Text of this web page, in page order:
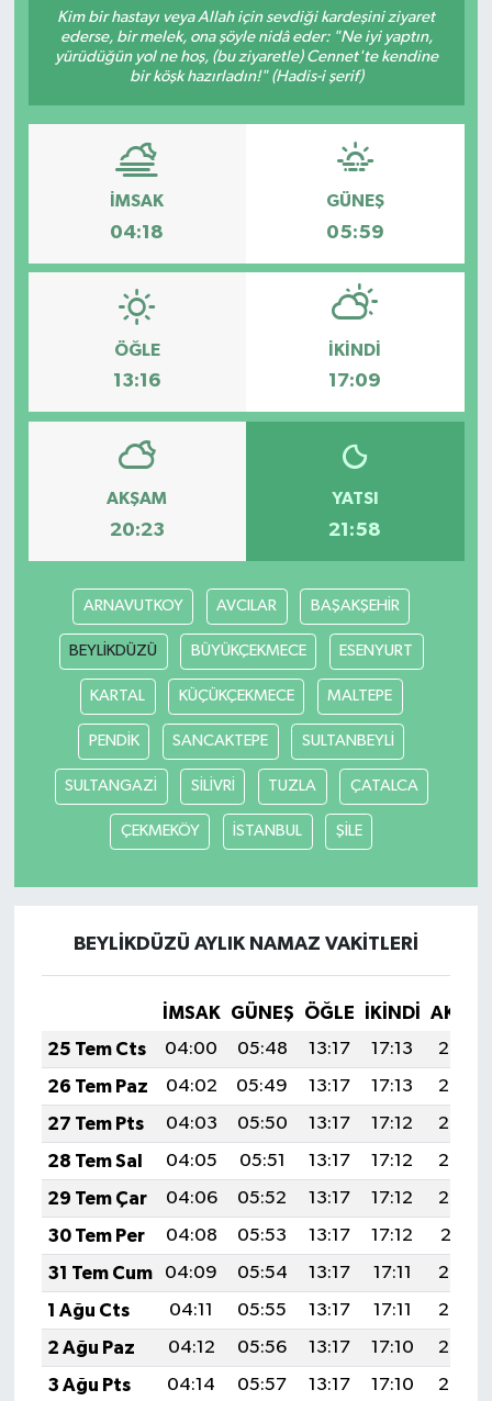
Kim bir hastayı veya Allah için sevdiği kardeşini ziyaret
ederse, bir melek, ona şöyle nidâ eder: "Ne iyi yaptın,
yürüdüğün yol ne hoş, (bu ziyaretle) Cennet'te kendine
bir köşk hazırladın!" (Hadis-i şerif)
İMSAK
04:18
GÜNEŞ
05:59
ÖĞLE
13:16
İKINDI
17:09
AKŞAM
20:23
YATSI
21:58
ARNAVUTKOY AVCILAR BAŞAKŞEHİR
BEYLİKDÜZÜ BÜYÜKÇEKMECE ESENYURT
KARTAL KÜÇÜKÇEKMECE MALTEPE
PENDİK SANCAKTEPE SULTANBEYLİ
SULTANGAZİ SİLİVRİ TUZLA ÇATALCA
ÇEKMEKÖY İSTANBUL ŞİLE
BEYLİKDÜZÜ AYLIK NAMAZ VAKITLERI
İMSAK GÜNEŞ ÖĞLE İKINDI
25 Tem Cts
04:00 05:48 13:17 17:13
20:36
26 Tem Paz
04:02 05:49 13:17 17:13
20:35
27 Tem Pts
04:03 05:50 13:17 17:12
20:34
28 Tem Sal
04:05 05:51 13:17 17:12
20:33
29 Tem Çar
04:06 05:52 13:17 17:12
20:32
30 Tem Per
04:08 05:53 13:17 17:12
20:31
31 Tem Cum
04:09 05:54 13:17 17:11
20:30
1 Ağu Cts
04:11 05:55 13:17 17:11
20:29
2 Ağu Paz
04:12 05:56 13:17 17:10
20:28
3 Ağu Pts
04:14 05:57 13:17 17:10
20:27
Resmi İlanlar